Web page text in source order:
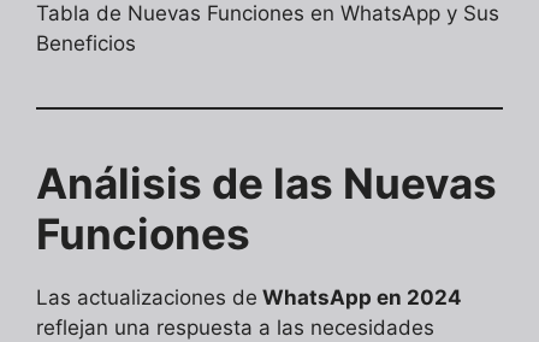
Tabla de Nuevas Funciones en WhatsApp y Sus
Beneficios
Análisis de las Nuevas
Funciones
Las actualizaciones de WhatsApp en 2024
reflejan una respuesta a las necesidades